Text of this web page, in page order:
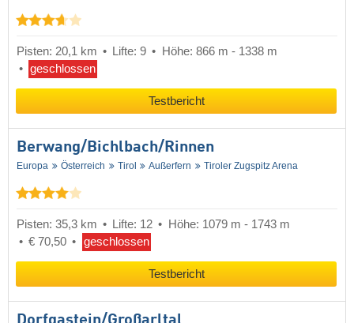
Pisten: 20,1 km Lifte: 9
Höhe: 866 m - 1338 m
geschlossen
Testbericht
Berwang/​Bichlbach/​Rinnen
Europa Österreich Tirol Außerfern Tiroler Zugspitz Arena
Pisten: 35,3 km Lifte: 12
Höhe: 1079 m - 1743 m
€ 70,50
geschlossen
Testbericht